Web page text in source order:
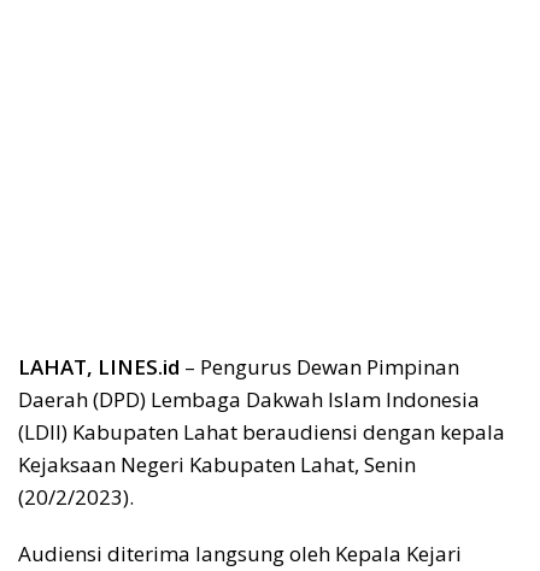
LAHAT, LINES.id – Pengurus Dewan Pimpinan
Daerah (DPD) Lembaga Dakwah Islam Indonesia
(LDII) Kabupaten Lahat beraudiensi dengan kepala
Kejaksaan Negeri Kabupaten Lahat, Senin
(20/2/2023).
Audiensi diterima langsung oleh Kepala Kejari